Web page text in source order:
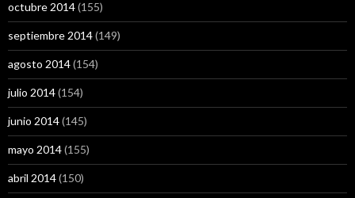
octubre 2014(155)
septiembre 2014(149)
agosto 2014(154)
julio 2014(154)
junio 2014(145)
mayo 2014(155)
abril 2014(150)